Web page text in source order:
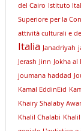
del Cairo Istituto
Superiore per la
attività culturali e
Italia Janadriyah
Jerash Jinn Jokha al
joumana haddad
Kamal EddinEid
Khairy Shalaby
Khalil Chalabi